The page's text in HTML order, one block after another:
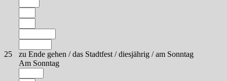
25
zu Ende gehen / das Stadtfest / diesjährig / am Sonntag
Am Sonntag